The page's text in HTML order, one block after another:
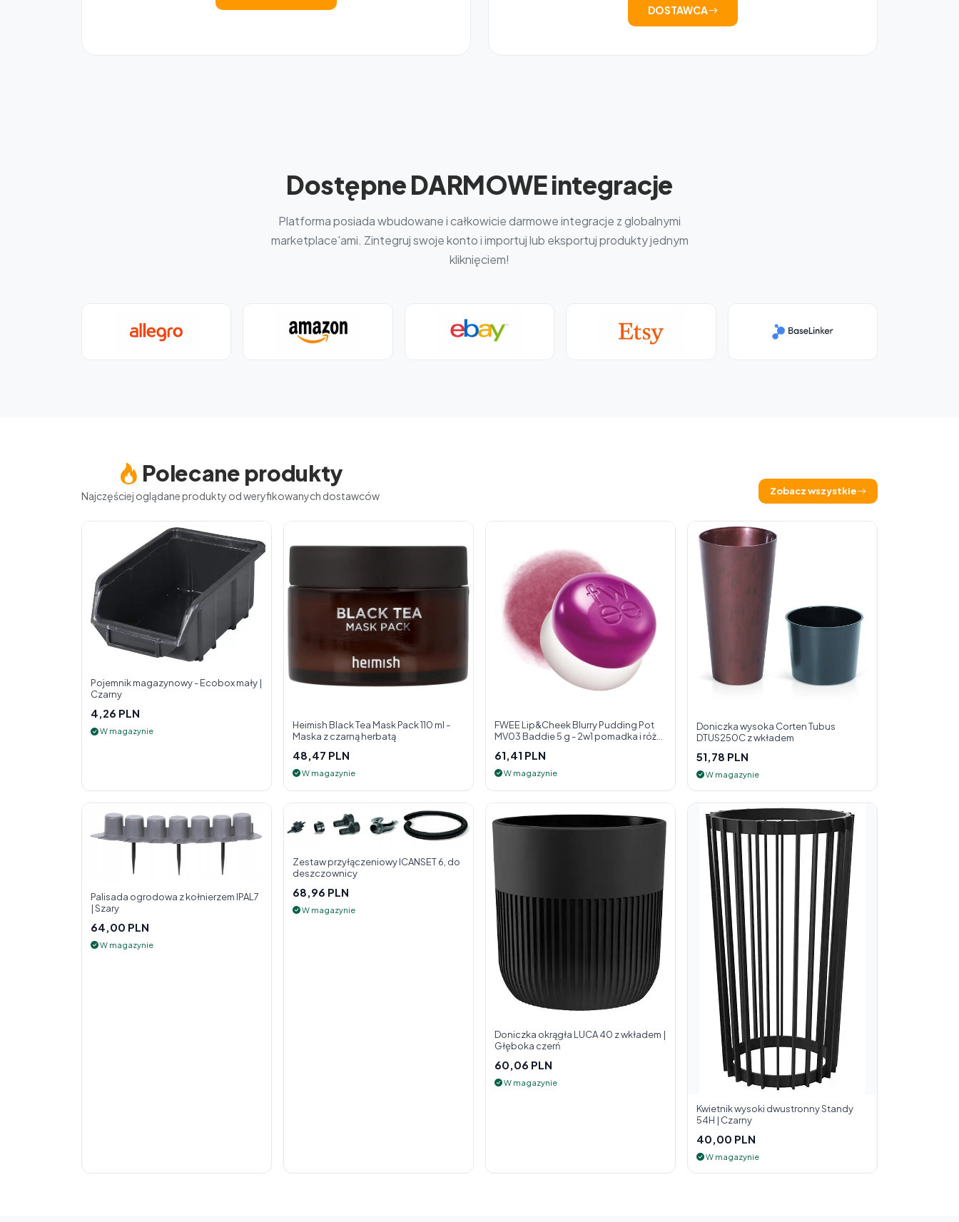
DOSTAWCA
Dostępne DARMOWE integracje
Platforma posiada wbudowane i całkowicie darmowe integracje z globalnymi
marketplace'ami. Zintegruj swoje konto i importuj lub eksportuj produkty jednym
kliknięciem!
Polecane produkty
Najczęściej oglądane produkty od weryfikowanych dostawców Zobacz wszystkie
Pojemnik magazynowy - Ecobox mały |
Czarny
4,26 PLN
W magazynie
Heimish Black Tea Mask Pack 110 ml -
Maska z czarną herbatą
48,47 PLN
W magazynie
FWEE Lip&Cheek Blurry Pudding Pot
MV03 Baddie 5 g - 2w1 pomadka i róż
61,41 PLN
W magazynie
Doniczka wysoka Corten Tubus
DTUS250C z wkładem
51,78 PLN
W magazynie
Palisada ogrodowa z kołnierzem IPAL7
| Szary
64,00 PLN
W magazynie
Zestaw przyłączeniowy ICANSET 6, do
deszczownicy
68,96 PLN
W magazynie
Doniczka okrągła LUCA 40 z wkładem |
Głęboka czerń
60,06 PLN
W magazynie
Kwietnik wysoki dwustronny Standy
54H | Czarny
40,00 PLN
W magazynie